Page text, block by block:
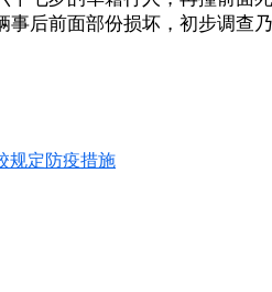
后前面部份损坏，初步调查
规定防疫措施